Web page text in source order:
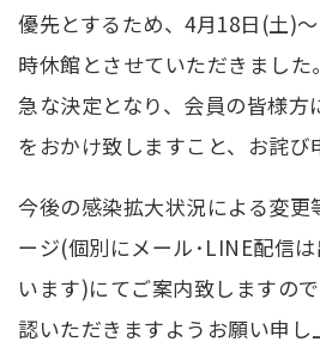
優先とするため、4月18日(土)
時休館とさせていただきました。
急な決定となり、会員の皆様方
をおかけ致しますこと、お詫び
今後の感染拡大状況による変更
ージ(個別にメール･LINE配信
います)にてご案内致しますの
認いただきますようお願い申し